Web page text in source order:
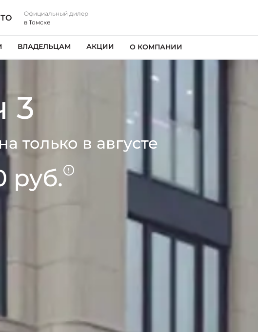
Официальный дилер
в Томске
ВЛАДЕЛЬЦАМ АКЦИИ О КОМПАНИИ
3
только в августе
руб.